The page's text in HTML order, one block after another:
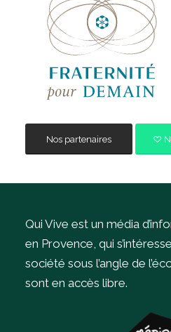
Nos partenaires
Qui Vive est un média
en Provence, qui
société sous l’angle de
sont en accès libre.